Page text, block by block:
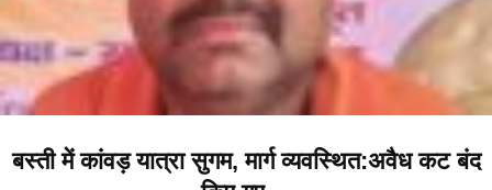
बस्ती में कांवड़ यात्रा सुगम, मार्ग व्यवस्थित:अवैध कट बंद